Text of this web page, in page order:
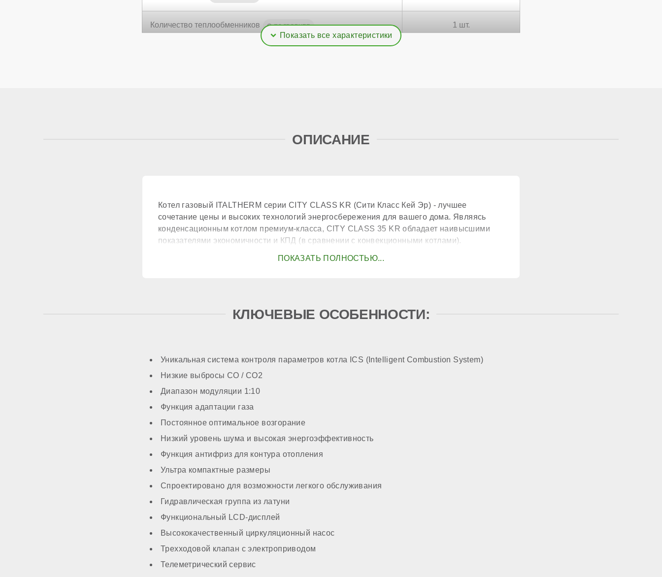
Количество теплообменников 1 шт.
Встроенный бойлер нет
Расширительный бак есть (10 литров)
МОНТАЖ И НАСТРОЙКА
Топливо
Работа на сжиженном газе
Способ монтажа
Камера сгорания
Диаметр дымохода
ОПИСАНИЕ
Котел газовый ITALTHERM серии CITY CLASS KR (Сити Класс Кей Эр) - лучшее
сочетание цены и высоких технологий энергосбережения для вашего дома. Являясь
конденсационным котлом премиум-класса, CITY CLASS 35 KR обладает наивысшими
показателями экономичности и КПД (в сравнении с конвекционными котлами).
КЛЮЧЕВЫЕ ОСОБЕННОСТИ:
Уникальная система контроля параметров котла ICS (Intelligent Combustion System)
Низкие выбросы СО / СО2
Диапазон модуляции 1:10
Функция адаптации газа
Постоянное оптимальное возгорание
Низкий уровень шума и высокая энергоэффективность
Функция антифриз для контура отопления
Ультра компактные размеры
Спроектировано для возможности легкого обслуживания
Гидравлическая группа из латуни
Функциональный LCD-дисплей
Высококачественный циркуляционный насос
Трехходовой клапан с электроприводом
Телеметрический сервис